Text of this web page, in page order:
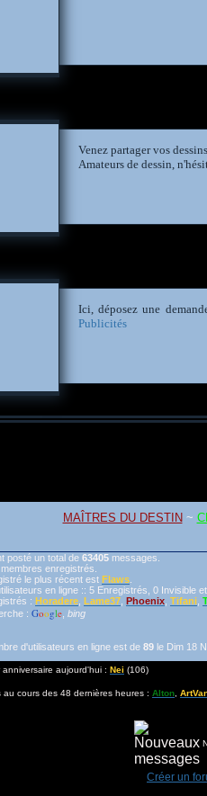
Venez partager vos
Amateurs de dessin,
Ici, déposez une
Publicités
MAÎTRES DU DESTIN ~
posté un total de 63405 messages.
membres enregistrés.
le plus récent est Flaws
en ligne :: 5 Enregistrés, 0 Invisible
: Horadere Lame37 Phoenix Tifani
: Google bing
d'utilisateurs en ligne est de 89 le Dim 18
aujourd'hui : Nei (106)
au cours des 48 dernières heures : Alton
Créer un